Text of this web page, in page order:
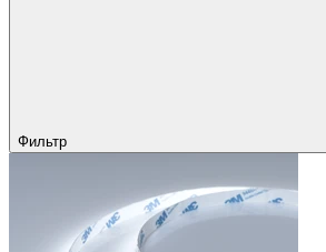
Фильтр